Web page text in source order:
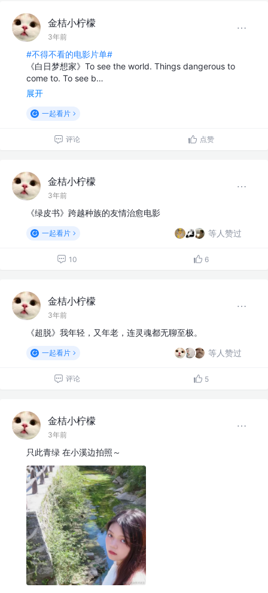
金桔小柠檬
3年前
#不得不看的电影片单#
《白日梦想家》To see the world. Things dangerous to
come to. To see b…
展开
一起看片
评论 点赞
金桔小柠檬
3年前
《绿皮书》跨越种族的友情治愈电影
一起看片 等人赞过
10 6
金桔小柠檬
3年前
《超脱》我年轻，又年老，连灵魂都无聊至极。
一起看片 等人赞过
评论 5
金桔小柠檬
3年前
只此青绿 在小溪边拍照～